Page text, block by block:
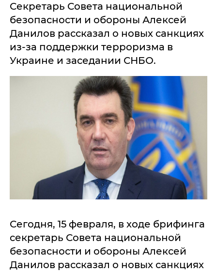
Секретарь Совета национальной
безопасности и обороны Алексей
Данилов рассказал о новых санкциях
из-за поддержки терроризма в
Украине и заседании СНБО.
Сегодня, 15 февраля, в ходе брифинга
секретарь Совета национальной
безопасности и обороны Алексей
Данилов рассказал о новых санкциях